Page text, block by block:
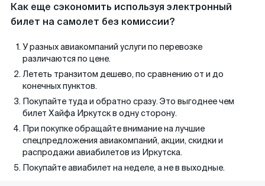
Как еще сэкономить используя электронный
билет на самолет без комиссии?
У разных авиакомпаний услуги по перевозке
различаются по цене.
Лететь транзитом дешево, по сравнению от и до
конечных пунктов.
Покупайте туда и обратно сразу. Это выгоднее чем
билет Хайфа Иркутск в одну сторону.
При покупке обращайте внимание на лучшие
спецпредложения авиакомпаний, акции, скидки и
распродажи авиабилетов из Иркутска.
Покупайте авиабилет на неделе, а не в выходные.